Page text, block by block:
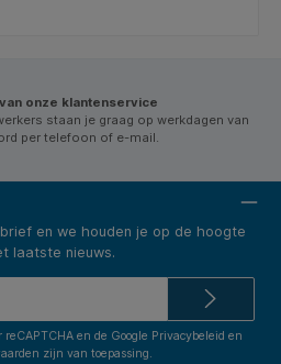
onze klantenservice
staan je graag op werkdagen van
per telefoon of e-mail.
en we houden je op de hoogte
laatste nieuws.
en de Google Privacybeleid en
zijn van toepassing.